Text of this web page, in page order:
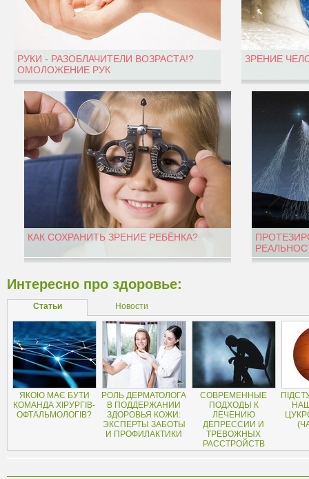
РУКИ - РАЗОБЛАЧИТЕЛИ ВОЗРАСТА!?
ОМОЛОЖЕНИЕ РУК
ЗРЕНИЕ
КАК СОХРАНИТЬ ЗРЕНИЕ РЕБЁНКА?
Интересно про здоровье:
Статьи Новости
ЯКОЮ МАЄ БУТИ
КОМАНДА ХІРУРГІВ-
ОФТАЛЬМОЛОГІВ?
РОЛЬ ДЕРМАТОЛОГА
В ПОДДЕРЖАНИИ
ЗДОРОВЬЯ КОЖИ:
ЭКСПЕРТЫ ЗАБОТЫ
И ПРОФИЛАКТИКИ
СОВРЕМЕННЫЕ
ПОДХОДЫ К
ЛЕЧЕНИЮ
ДЕПРЕССИИ И
ТРЕВОЖНЫХ
РАССТРОЙСТВ